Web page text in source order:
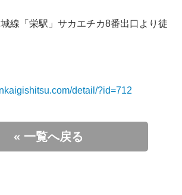
線「栄駅」サカエチカ8番出口より徒
detail/?id=712
« 一覧へ戻る